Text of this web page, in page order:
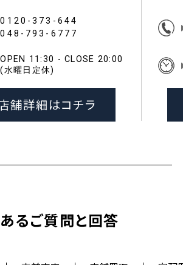
0120-373-644
048-793-6777
OPEN 11:30 - CLOSE 20:00
(水曜日定休)
舗詳細はコチラ
るご質問と回答